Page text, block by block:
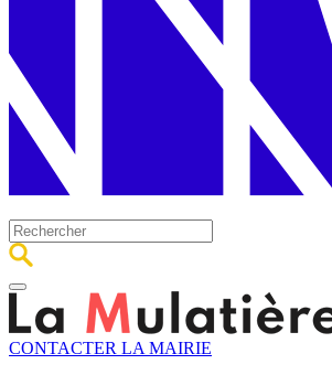
CONTACTER LA MAIRIE